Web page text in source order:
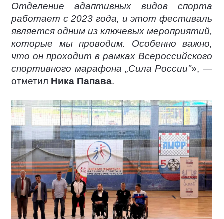
Отделение адаптивных видов спорта
работает с 2023 года, и этот фестиваль
является одним из ключевых мероприятий,
которые мы проводим. Особенно важно,
что он проходит в рамках Всероссийского
спортивного марафона „Сила России"», —
отметил Ника Папава.